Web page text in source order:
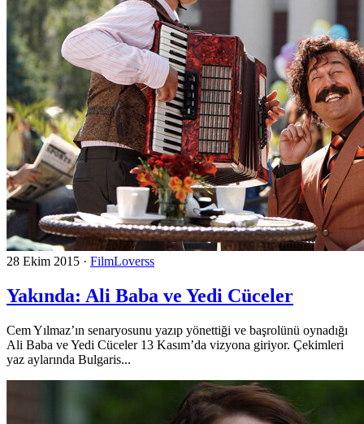
28 Ekim 2015 · FilmLoverss
Yakında: Ali Baba ve Yedi Cüceler
Cem Yılmaz’ın senaryosunu yazıp yönettiği ve başrolünü oynadığı
Ali Baba ve Yedi Cüceler 13 Kasım’da vizyona giriyor. Çekimleri
yaz aylarında Bulgaris...